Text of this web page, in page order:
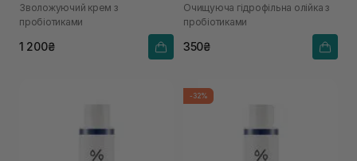
Зволожуючий крем з
пробіотиками
1 200₴
Очищуюча гідрофільна олійка з
пробіотиками
350₴
-32%